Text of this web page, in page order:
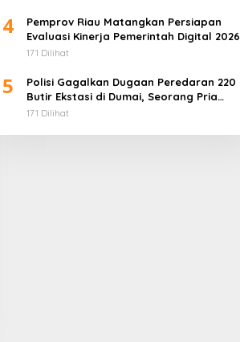
4
Pemprov Riau Matangkan Persiapan
Evaluasi Kinerja Pemerintah Digital 2026
171 Dilihat
5
Polisi Gagalkan Dugaan Peredaran 220
Butir Ekstasi di Dumai, Seorang Pria
Ditangkap
171 Dilihat